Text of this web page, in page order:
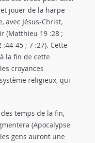
jouer de la harpe –
avec Jésus-Christ,
(Matthieu 19 :28 ;
:44-45 ; 7 :27). Cette
la fin de cette
croyances
religieux, qui
des temps de la fin,
(Apocalypse
gens auront une